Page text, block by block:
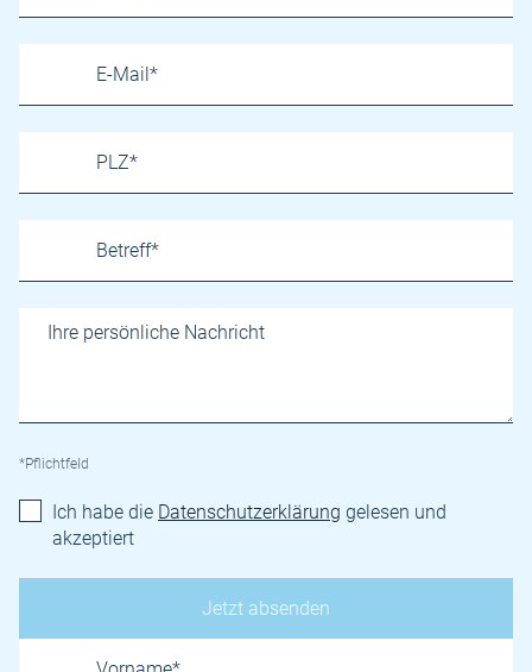
*Pflichtfeld
Ich habe die Datenschutzerklärung gelesen und
akzeptiert